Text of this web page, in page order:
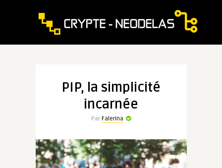
PIP, la simplicité
incarnée
Par Falerina